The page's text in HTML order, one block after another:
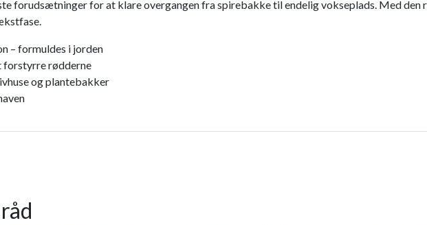
forudsætninger for at klare overgangen fra spirebakke til endelig vokseplads. Med
– formuldes i jorden
forstyrre rødderne
og plantebakker